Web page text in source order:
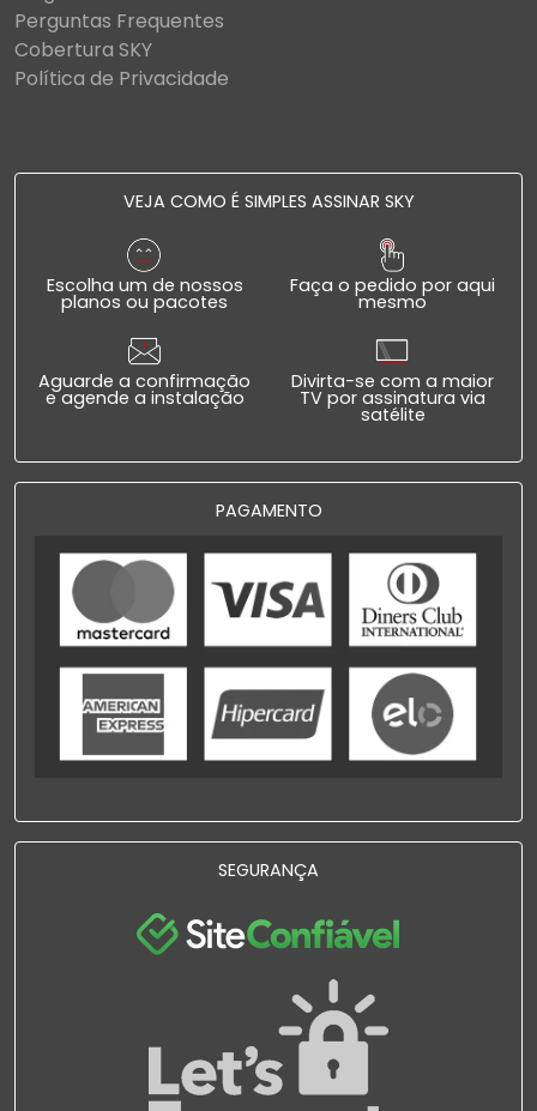
Perguntas Frequentes
Cobertura SKY
Política de Privacidade
VEJA COMO É SIMPLES ASSINAR SKY
Escolha um de nossos
planos ou pacotes
Faça o pedido por aqui
mesmo
Aguarde a confirmação
e agende a instalação
Divirta-se com a maior
TV por assinatura via
satélite
PAGAMENTO
SEGURANÇA